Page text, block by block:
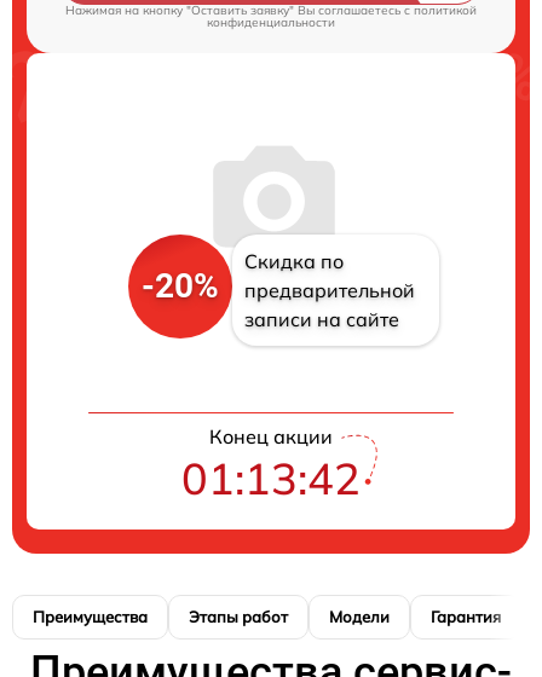
Нажимая на кнопку "Оставить заявку" Вы соглашаетесь cполитикой
конфиденциальности
-20%
Скидка по
предварительной
записи на сайте
Конец акции
01:13:42
Преимущества Этапы работ Модели Гарантия